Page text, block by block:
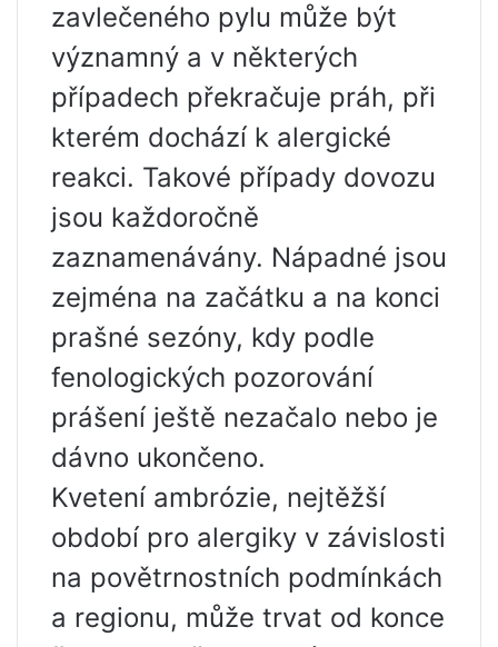
zavlečeného pylu může být
významný a v některých
případech překračuje práh, při
kterém dochází k alergické
reakci. Takové případy dovozu
jsou každoročně
zaznamenávány. Nápadné jsou
zejména na začátku a na konci
prašné sezóny, kdy podle
fenologických pozorování
prášení ještě nezačalo nebo je
dávno ukončeno.
Kvetení ambrózie, nejtěžší
období pro alergiky v závislosti
na povětrnostních podmínkách
a regionu, může trvat od konce